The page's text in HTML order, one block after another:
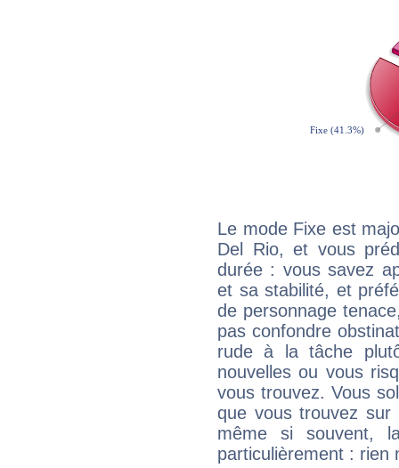
Le mode Fixe est
Del Rio, et vous
durée : vous savez
et sa stabilité, et
de personnage
pas confondre
rude à la tâche
nouvelles ou vous
vous trouvez. Vous
que vous trouvez
même si souvent,
particulièrement : rien